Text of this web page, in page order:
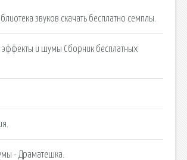
звуков скачать бесплатно семплы.
эффекты и шумы Сборник бесплатных
- Драматешка.